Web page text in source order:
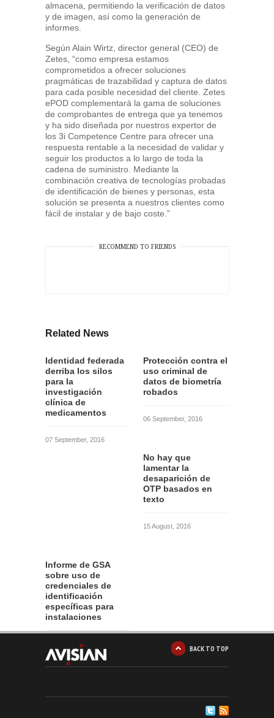
almacena, permitiendo la verificación de datos
y de imagen, así como la generación de
informes.
Según Alain Wirtz, director general (CEO) de
Zetes, “como empresa estamos
comprometidos a ofrecer soluciones
pragmáticas de trazabilidad y captura de datos
para cada posible necesidad del cliente. Zetes
ePOD complementará la gama de soluciones
de comprobantes de entrega que ya tenemos
y ha sido diseñada por nuestros expertor de
los 3i Competence Centre para ofrecer una
respuesta rentable a la necesidad de validar y
seguir los productos a lo largo de toda la
cadena de suministro. Mediante la
combinación creativa de tecnologías probadas
de identificación de bienes y personas, esta
solución se presenta a nuestros clientes como
fácil de instalar y de bajo coste.”
RECOMMEND TO FRIENDS
Related News
Identidad federada
derriba los silos
para la
investigación
clínica de
medicamentos
07 September, 2016
Protección contra el
uso criminal de
datos de biometría
robados
06 September, 2016
No hay que
lamentar la
desaparición de
OTP basados en
texto
15 August, 2016
Informe de GSA
sobre uso de
credenciales de
identificación
específicas para
instalaciones
12 August, 2016 BACK TO TOP